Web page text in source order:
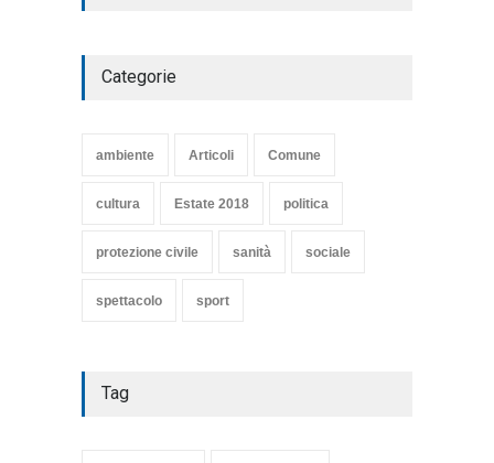
TARQUINIA
Categorie
ambiente Articoli Comune
cultura Estate 2018 politica
protezione civile sanità sociale
spettacolo sport
Tag